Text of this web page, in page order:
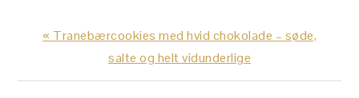
Previous
« Tranebærcookies med hvid chokolade – søde,
salte og helt vidunderlige